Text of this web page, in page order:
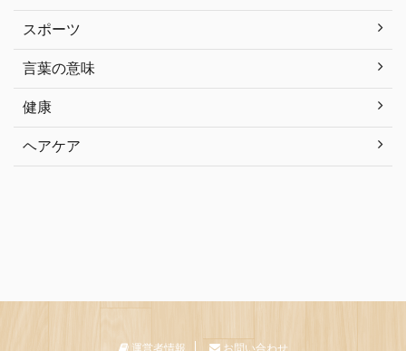
スポーツ
言葉の意味
健康
ヘアケア
運営者情報 お問い合わせ